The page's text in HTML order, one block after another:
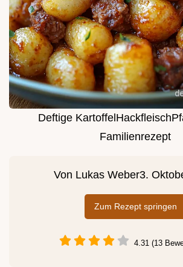
Deftige
Familienrezept
Von Lukas Weber3.
Zum Rezept springen
4.31 (13